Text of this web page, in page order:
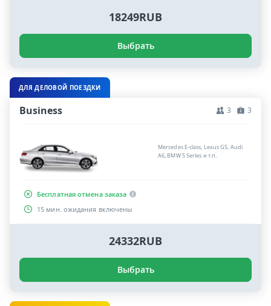
18249RUB
Выбрать
ДЛЯ ДЕЛОВОЙ ПОЕЗДКИ
Business 3 3
Mercedes E-class, Lexus GS, Audi
A6, BMW 5 Series и т.п.
Бесплатная отмена заказа
15 мин. ожидания включены
24332RUB
Выбрать